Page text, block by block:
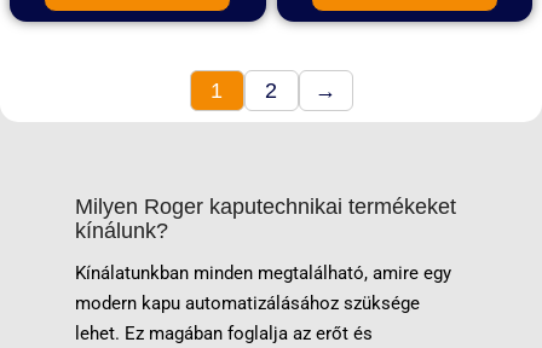
1 2 →
Milyen Roger kaputechnikai termékeket
kínálunk?
Kínálatunkban minden megtalálható, amire egy
modern kapu automatizálásához szüksége
lehet. Ez magában foglalja az erőt és